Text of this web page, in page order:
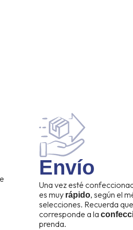
Envío
Una vez esté
es muy rápido, según el
selecciones. Recuerda
corresponde a la
prenda.